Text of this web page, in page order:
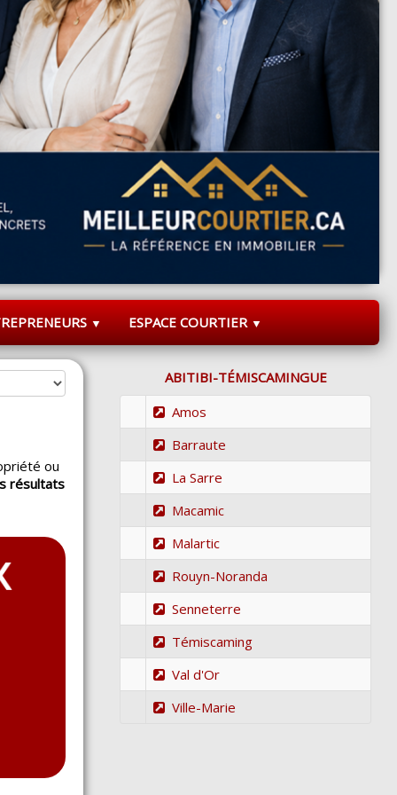
▼ ESPACE COURTIER ▼
ou
résultats
ABITIBI-TÉMISCAMINGUE
Amos
Barraute
La Sarre
Macamic
Malartic
Rouyn-Noranda
Senneterre
Témiscaming
Val d'Or
Ville-Marie